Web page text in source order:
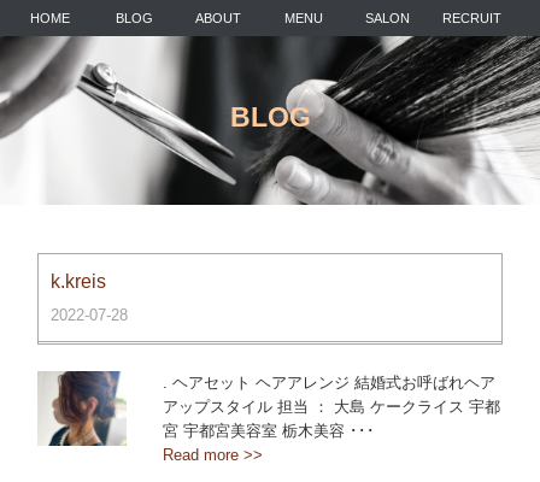
HOME BLOG ABOUT MENU SALON RECRUIT
BLOG
k.kreis
2022-07-28
. ヘアセット ヘアアレンジ 結婚式お呼ばれヘア
アップスタイル 担当 ： 大島 ケークライス 宇都
宮 宇都宮美容室 栃木美容 ･･･
Read more >>